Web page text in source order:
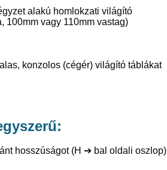
alakú homlokzati világító
100mm vagy 110mm vastag)
konzolos (cégér) világító táblákat
hosszúságot (H ➔ bal oldali oszlop)